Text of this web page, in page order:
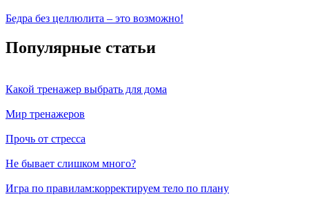
Бедра без целлюлита – это возможно!
Популярные статьи
Какой тренажер выбрать для дома
Мир тренажеров
Прочь от стресса
Не бывает слишком много?
Игра по правилам:корректируем тело по плану